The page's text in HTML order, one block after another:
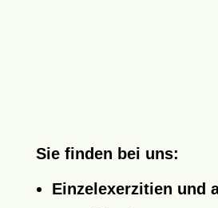
Sie finden bei uns:
Einzelexerzitien und